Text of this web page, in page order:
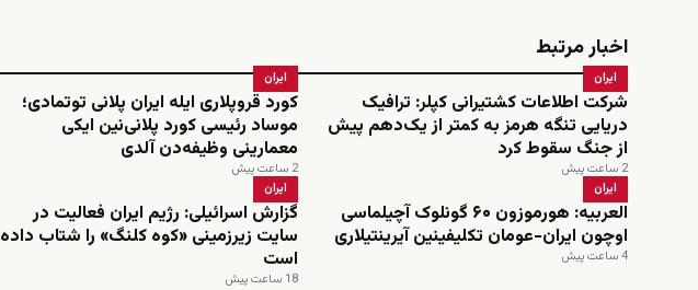
اخبار مرتبط
ایران
شرکت اطلاعات کشتیرانی کپلر: ترافیک
دریایی تنگه هرمز به کمتر از یک‌دهم پیش
از جنگ سقوط کرد
2 ساعت پیش
ایران
کورد قروپلاری ایله ایران پلانی توتمادی؛
موساد رئیسی کورد پلانی‌نین ایکی
معمارینی وظیفه‌دن آلدی
2 ساعت پیش
ایران
العربیه: هورموزون ۶۰ گونلوک آچیلماسی
اوچون ایران-عومان تکلیفینین آیرینتیلاری
4 ساعت پیش
ایران
گزارش اسرائیلی: رژیم ایران فعالیت در
سایت زیرزمینی «کوه کلنگ» را شتاب داده
است
18 ساعت پیش